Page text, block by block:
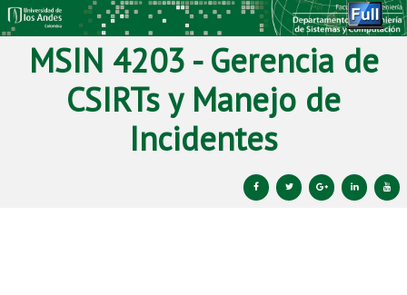
MSIN 4203 - Gerencia de
CSIRTs y Manejo de
Incidentes